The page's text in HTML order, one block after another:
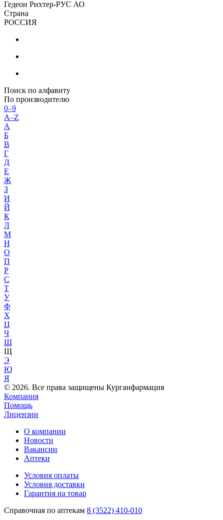
Гедеон Рихтер-РУС АО
Страна
РОССИЯ
Поиск по алфавиту
По производителю
0–9
A–Z
А
Б
В
Г
Д
Е
Ж
З
И
Й
К
Л
М
Н
О
П
Р
С
Т
У
Ф
Х
Ц
Ч
Ш
Щ
Э
Ю
Я
© 2026. Все права защищены Курганфармация
Компания
Помощь
Лицензии
О компании
Новости
Вакансии
Аптеки
Условия оплаты
Условия доставки
Гарантия на товар
Справочная по аптекам 8 (3522) 410-010